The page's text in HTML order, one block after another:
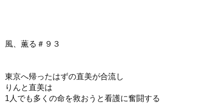
風、薫る＃９３
東京へ帰ったはずの直美が合流し
りんと直美は
1人でも多くの命を救おうと看護に奮闘する